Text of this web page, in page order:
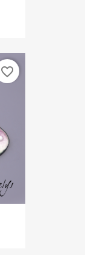
favorite_border